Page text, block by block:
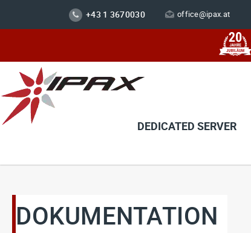
+43 1 3670030 office@ipax.at
DEDICATED SERVER
DOKUMENTATION